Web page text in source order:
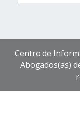
Centro de
Abogados(as)